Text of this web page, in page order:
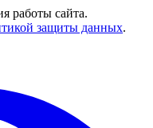
работы сайта.
защиты данных.